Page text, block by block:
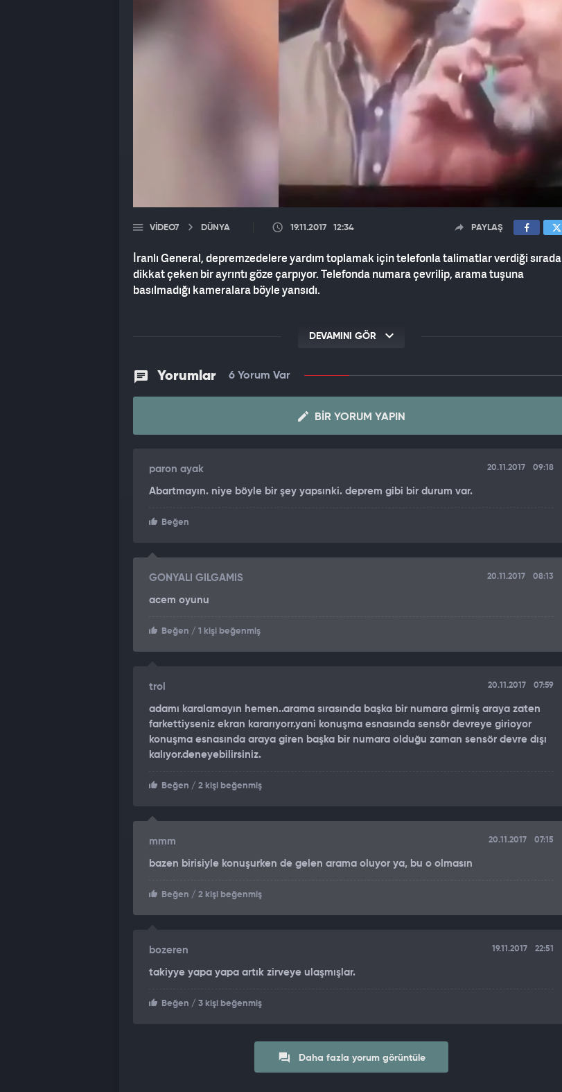
VIDEO7 DÜNYA 19.11.2017 12:34 PAYLAŞ
İranlı General, depremzedelere yardım toplamak için telefonla talimatlar verdiği sırada
dikkat çeken bir ayrıntı göze çarpıyor. Telefonda numara çevrilip, arama tuşuna
basılmadığı kameralara böyle yansıdı.
DEVAMINI GÖR
Yorumlar 6 Yorum Var
BIR YORUM YAPIN
paron ayak 20.11.2017 09:18
Abartmayın. niye böyle bir şey yapsınki. deprem gibi bir durum var.
Beğen
GONYALI GILGAMIS 20.11.2017 08:13
acem oyunu
Beğen / 1 kişi beğenmiş
trol 20.11.2017 07:59
adamı karalamayın hemen..arama sırasında başka bir numara girmiş araya zaten
farkettiyseniz ekran kararıyorr.yani konuşma esnasında sensör devreye girioyor
konuşma esnasında araya giren başka bir numara olduğu zaman sensör devre dışı
kalıyor.deneyebilirsiniz.
Beğen / 2 kişi beğenmiş
mmm 20.11.2017 07:15
bazen birisiyle konuşurken de gelen arama oluyor ya, bu o olmasın
Beğen / 2 kişi beğenmiş
bozeren 19.11.2017 22:51
takiyye yapa yapa artık zirveye ulaşmışlar.
Beğen / 3 kişi beğenmiş
Daha fazla yorum görüntüle